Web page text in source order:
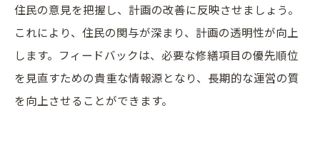
住民の意見を把握し、計画の改善に反映させましょう。
これにより、住民の関与が深まり、計画の透明性が向上
します。フィードバックは、必要な修繕項目の優先順位
を見直すための貴重な情報源となり、長期的な運営の質
を向上させることができます。